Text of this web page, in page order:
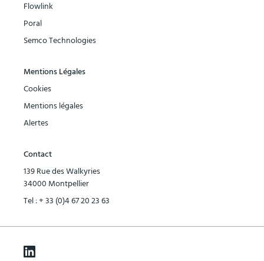
Flowlink
Poral
Semco Technologies
Mentions Légales
Cookies
Mentions légales
Alertes
Contact
139 Rue des Walkyries
34000 Montpellier
Tel :+ 33 (0)4 67 20 23 63